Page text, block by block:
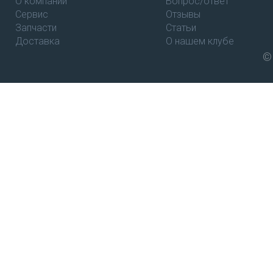
Сервис
Запчасти
Доставка
Отзывы
Статьи
О нашем клубе
©